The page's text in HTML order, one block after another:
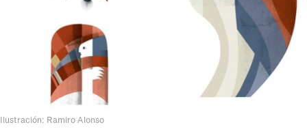
Ilustración: Ramiro Alonso